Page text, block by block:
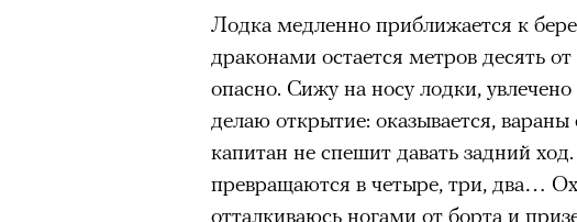
Лодка медленно приближается к
драконами остается метров десять
опасно. Сижу на носу лодки,
делаю открытие: оказывается,
капитан не спешит давать задний
превращаются в четыре, три, два…
отталкиваюсь ногами от борта и
Новый фильм уступает «Гагарину» в
видели кино про детей из
российских), которые впадали в
здоровьем касается синдрома
отстраненности, или резигнации, —
редкого психогенного заболевания,
воздействием тяжелейшего стресса